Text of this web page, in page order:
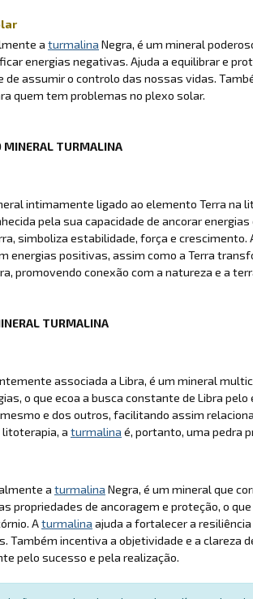
a turmalina Negra, é um mineral
energias negativas. Ajuda a equilibrar e
de assumir o controlo das nossas vidas.
quem tem problemas no plexo solar.
MINERAL TURMALINA
intimamente ligado ao elemento Terra na
pela sua capacidade de ancorar
simboliza estabilidade, força e crescimento.
energias positivas, assim como a Terra
promovendo conexão com a natureza e a
TURMALINA
associada a Libra, é um mineral
o que ecoa a busca constante de Libra pelo
e dos outros, facilitando assim
litoterapia, a turmalina é, portanto, uma pedra
a turmalina Negra, é um mineral que
propriedades de ancoragem e proteção, o
Aturmalina ajuda a fortalecer a
Também incentiva a objetividade e a clareza
pelo sucesso e pela realização.